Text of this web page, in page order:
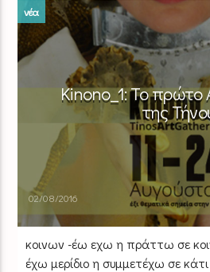
νέα
Kinono_1: To
της
02/08/2016
κοινωνῶ -έω εχω η πράττω σε
έχω μερίδιο η συμμετέχω σε